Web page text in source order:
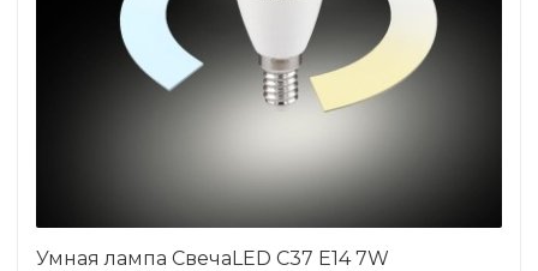
Умная лампа СвечаLED C37 Е14 7W